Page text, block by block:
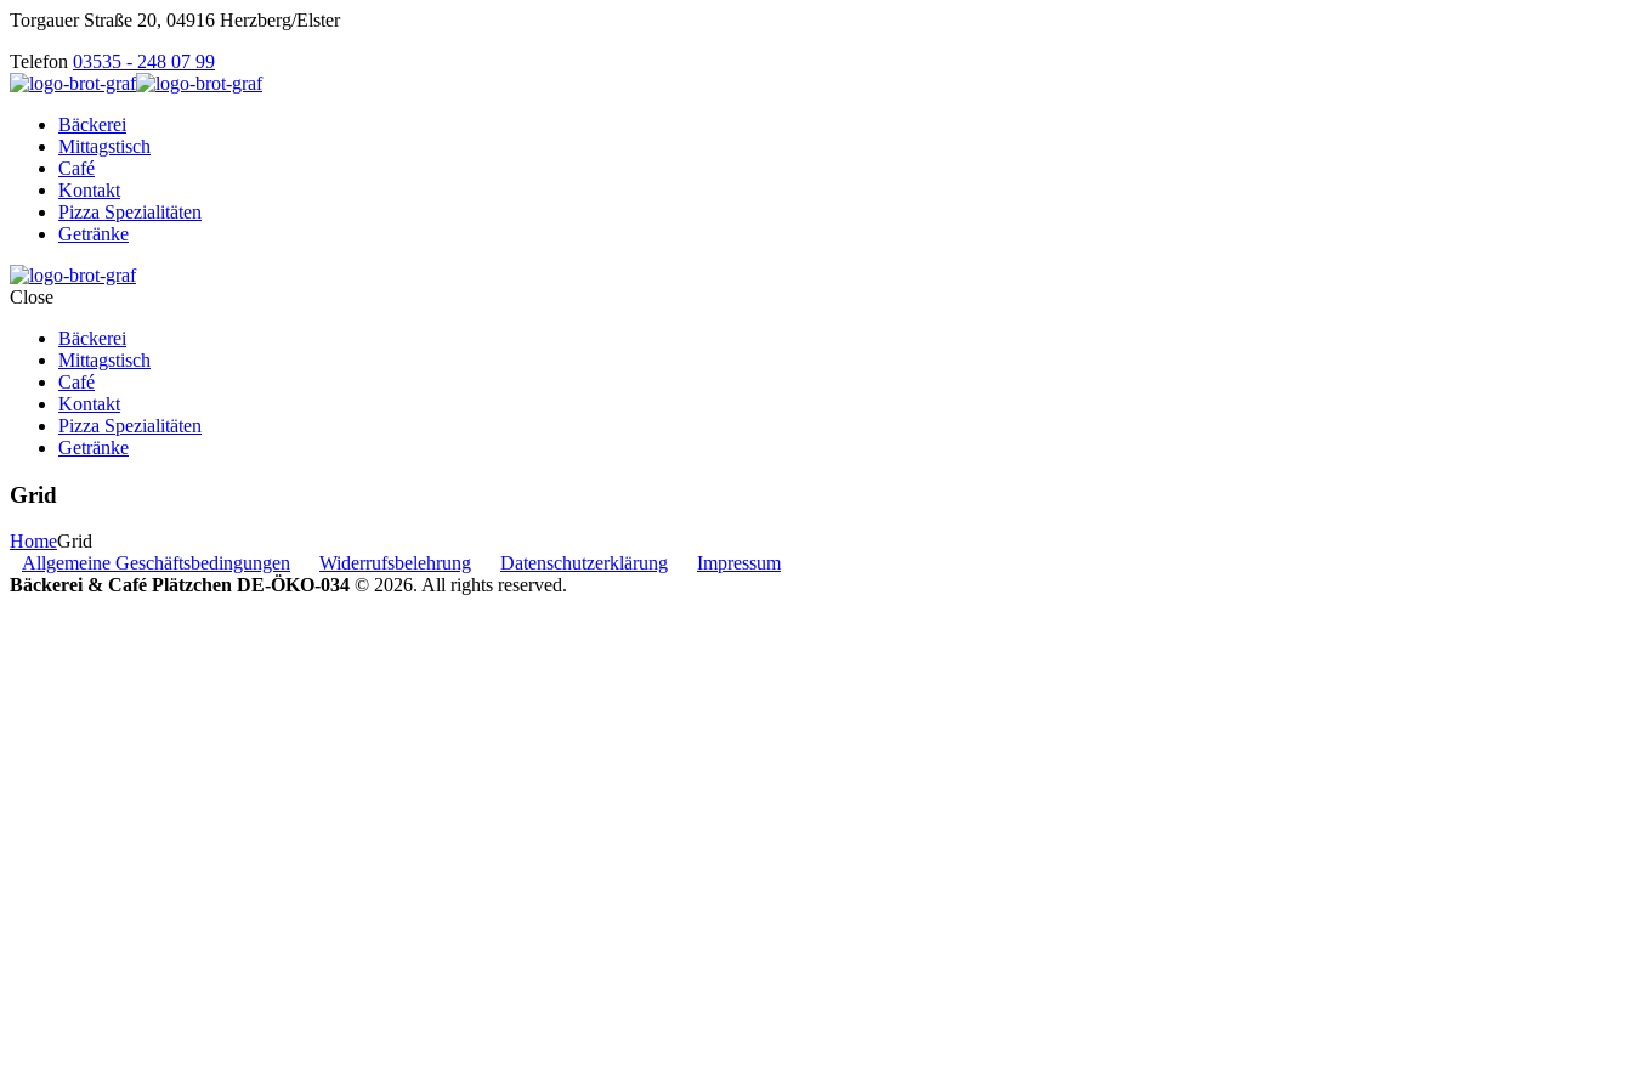
Torgauer Straße 20, 04916 Herzberg/Elster
Telefon 03535 - 248 07 99
Bäckerei
Mittagstisch
Café
Kontakt
Pizza Spezialitäten
Getränke
Close
Bäckerei
Mittagstisch
Café
Kontakt
Pizza Spezialitäten
Getränke
Grid
HomeGrid
Allgemeine Geschäftsbedingungen
Widerrufsbelehrung Datenschutzerklärung
Impressum
Bäckerei & Café Plätzchen DE-ÖKO-034 © 2026. All rights reserved.